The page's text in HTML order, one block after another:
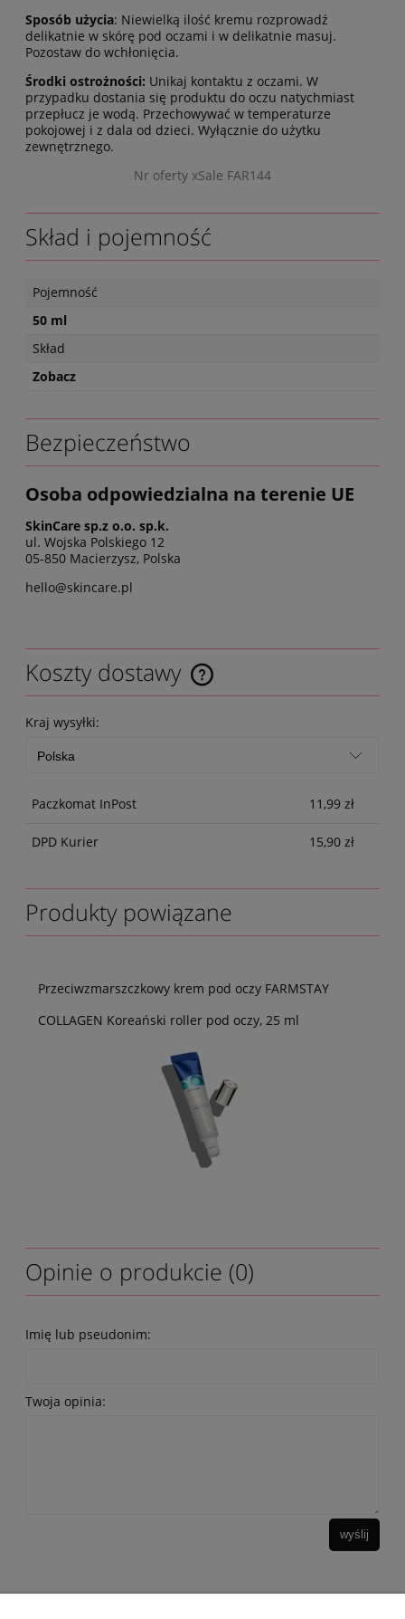
Sposób użycia: Niewielką ilość kremu rozprowadź
delikatnie w skórę pod oczami i w delikatnie masuj.
Pozostaw do wchłonięcia.
Środki ostrożności: Unikaj kontaktu z oczami. W
przypadku dostania się produktu do oczu natychmiast
przepłucz je wodą. Przechowywać w temperaturze
pokojowej i z dala od dzieci. Wyłącznie do użytku
zewnętrznego.
Nr oferty xSale FAR144
Skład i pojemność
Pojemność
50 ml
Skład
Zobacz
Bezpieczeństwo
Osoba odpowiedzialna na terenie UE
SkinCare sp.z o.o. sp.k.
ul. Wojska Polskiego 12
05-850 Macierzysz, Polska
hello@skincare.pl
Koszty dostawy
Kraj wysyłki:
Paczkomat InPost 11,99 zł
DPD Kurier 15,90 zł
Produkty powiązane
Przeciwzmarszczkowy krem pod oczy FARMSTAY
COLLAGEN Koreański roller pod oczy, 25 ml
Opinie o produkcie (0)
Imię lub pseudonim:
Twoja opinia:
wyślij